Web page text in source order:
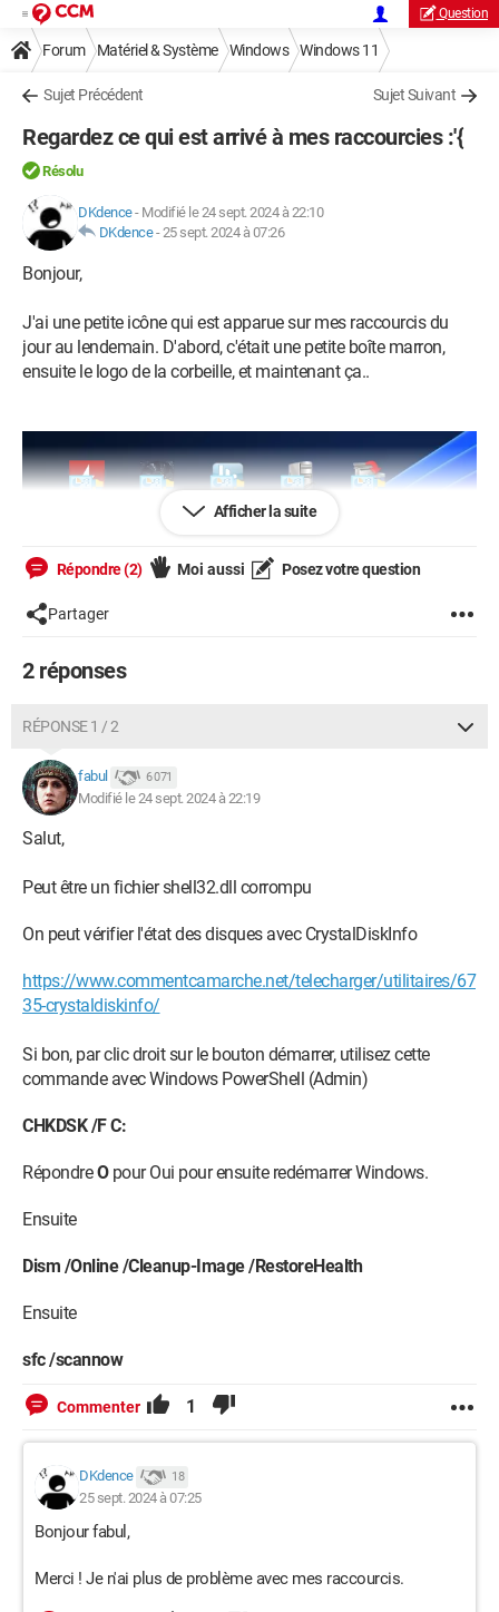
Question
Forum Matériel & Système Windows Windows 11
Sujet Précédent Sujet Suivant
Regardez ce qui est arrivé à mes raccourcies :'{
Résolu
DKdence- Modifié le 24 sept. 2024 à 22:10
DKdence-25 sept. 2024 à 07:26
Bonjour,
J'ai une petite icône qui est apparue sur mes raccourcis du
jour au lendemain. D'abord, c'était une petite boîte marron,
ensuite le logo de la corbeille, et maintenant ça..
Qu'est-ce qui se passe ?
Je précise qu'il fonctionne toujours quand je clique dessus.
Acheter en : 2018
CPU : i3-8100 3.60GHz
GPU : NVIDIA GeForce GTX 1060 6GB
1 HDD
Afficher la suite
Répondre (2) Moi aussi Posez votre question
Partager
2 réponses
RÉPONSE 1 / 2
fabul 6 071
Modifié le 24 sept. 2024 à 22:19
Salut,
Peut être un fichier shell32.dll corrompu
On peut vérifier l'état des disques avec CrystalDiskInfo
https://www.commentcamarche.net/telecharger/utilitaires/67
35-crystaldiskinfo/
Si bon, par clic droit sur le bouton démarrer, utilisez cette
commande avec Windows PowerShell (Admin)
CHKDSK /F C:
RépondreOpour Oui pour ensuite redémarrer Windows.
Ensuite
Dism /Online /Cleanup-Image /RestoreHealth
Ensuite
sfc /scannow
Commenter 1
DKdence 18
25 sept. 2024 à 07:25
Bonjour fabul,
Merci ! Je n'ai plus de problème avec mes raccourcis.